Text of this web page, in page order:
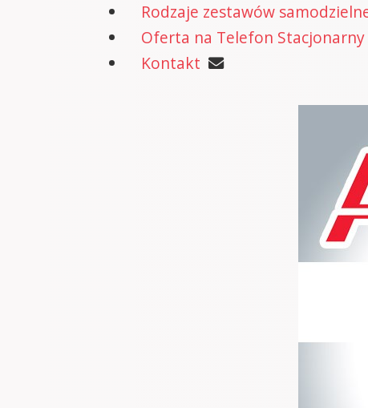
Rodzaje zestawów
Oferta na Telefon Stacjonarny
Kontakt